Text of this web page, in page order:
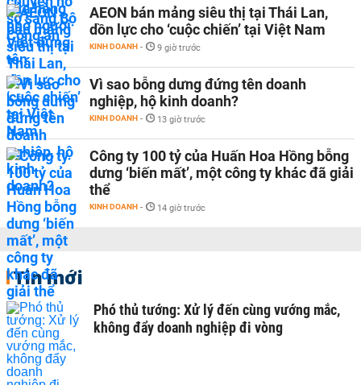
AEON bán mảng siêu thị tại Thái Lan,
dồn lực cho ‘cuộc chiến’ tại Việt Nam
KINH DOANH - 9 giờ trước
Vì sao bỗng dưng đứng tên doanh
nghiệp, hộ kinh doanh?
KINH DOANH - 13 giờ trước
Công ty 100 tỷ của Huấn Hoa Hồng bỗng
dưng ‘biến mất’, một công ty khác đã giải
thể
KINH DOANH - 14 giờ trước
Tin mới
Phó thủ tướng: Xử lý đến cùng vướng mắc,
không đẩy doanh nghiệp đi vòng